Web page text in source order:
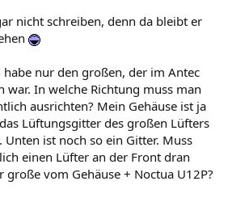
nicht schreiben, denn da bleibt er
nur den großen, der im Antec
war. In welche Richtung muss man
ausrichten? Mein Gehäuse ist ja
Lüftungsgitter des großen Lüfters
ist noch so ein Gitter. Muss
einen Lüfter an der Front dran
vom Gehäuse + Noctua U12P?